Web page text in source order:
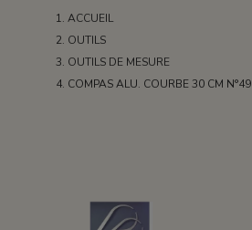
ACCUEIL
OUTILS
OUTILS DE MESURE
COMPAS ALU. COURBE 30 CM N°49